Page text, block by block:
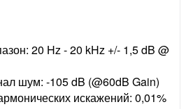
20 Hz - 20 kHz +/- 1,5 dB @
шум: -105 dB (@60dB Gain)
искажений: 0,01%